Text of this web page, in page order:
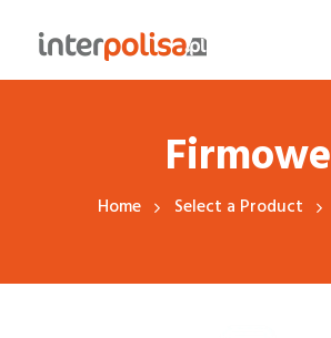
Firmowe
Home Select a Product